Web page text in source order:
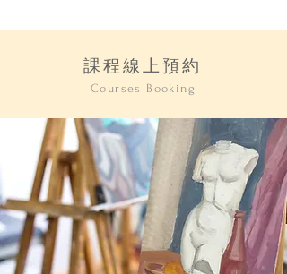
課程線上預約
Courses Booking